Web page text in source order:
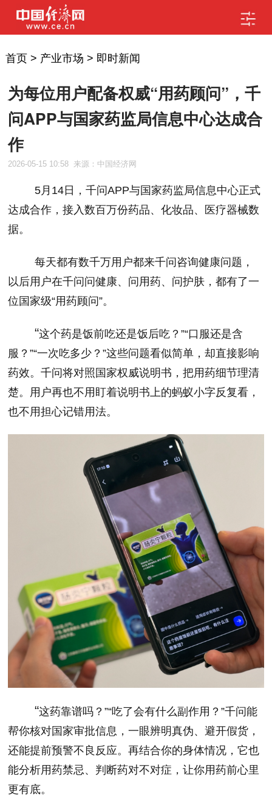
首页> 产业市场 > 即时新闻
为每位用户配备权威“用药顾问”，千
问APP与国家药监局信息中心达成合
作
2026-05-15 10:58 来源：中国经济网
5月 14日，千问APP与国家药监局信息中心正式
达成合作，接入数百万份药品、化妆品、医疗器械数
据。
每天都有数千万用户都来千问咨询健康问题，
以后用户在千问问健康、问用药、问护肤，都有了一
位国家级“用药顾问”。
“这个药是饭前吃还是饭后吃？”“口服还是含
服？”“一次吃多少？”这些问题看似简单，却直接影响
药效。千问将对照国家权威说明书，把用药细节理清
楚。用户再也不用盯着说明书上的蚂蚁小字反复看，
也不用担心记错用法。
“这药靠谱吗？”“吃了会有什么副作用？”千问能
帮你核对国家审批信息，一眼辨明真伪、避开假货，
还能提前预警不良反应。再结合你的身体情况，它也
能分析用药禁忌、判断药对不对症，让你用药前心里
更有底。